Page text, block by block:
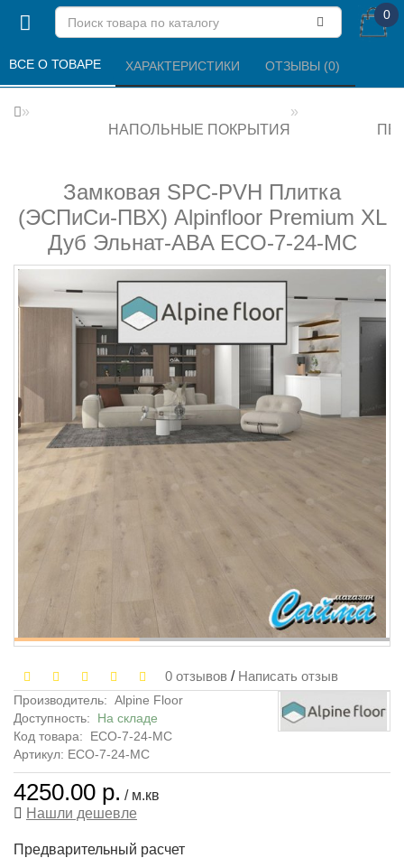
0
НАПОЛЬНЫЕ ПОКРЫТИЯ
Замковая SPC-PVH Плитка
(ЭСПиСи-ПВХ) Alpinfloor Premium XL
Дуб Эльнат-ABA ECO-7-24-MC
ВСЕ О ТОВАРЕ ХАРАКТЕРИСТИКИ ОТЗЫВЫ (0)
0 отзывов / Написать отзыв
Производитель: Alpine Floor
Доступность: На складе
Код товара:
ECO-7-24-MC
Артикул: ECO-7-24-MC
4250.00 р. / м.кв
Нашли дешевле
Предварительный расчет